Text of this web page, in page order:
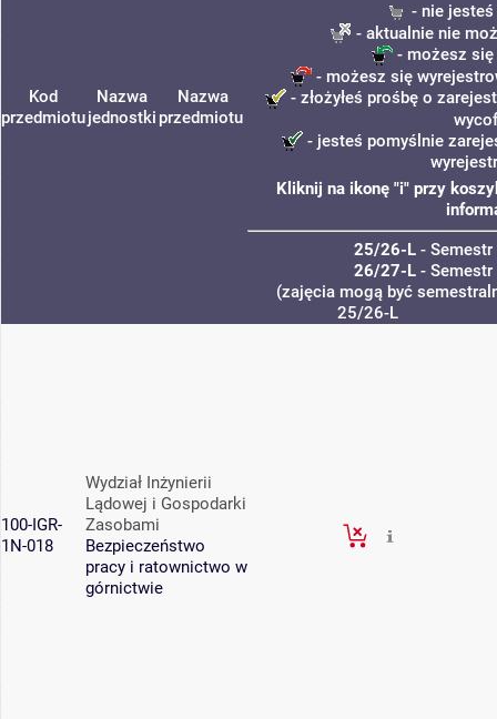
Kod
przedmiotu
Nazwa
jednostki
Nazwa
przedmiotu
- nie
- aktualnie nie
- możesz się
- możesz się
- złożyłeś prośbę o
- jesteś pomyślnie
Kliknij na ikonę "i" przy
25/26-L -
26/27-L -
(zajęcia mogą być
25/26-L
100-IGR-
1N-018
Wydział Inżynierii
Lądowej i Gospodarki
Zasobami
Bezpieczeństwo
pracy i ratownictwo w
górnictwie